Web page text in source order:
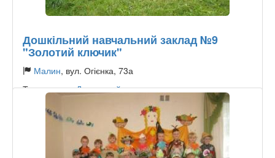
Дошкільний навчальний заклад №9
"Золотий ключик"
Малин, вул. Огієнка, 73а
Тип садочку:Державний